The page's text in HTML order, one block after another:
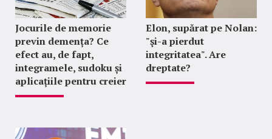
Jocurile de memorie
previn demența? Ce
efect au, de fapt,
integramele, sudoku și
aplicațiile pentru creier
Elon, supărat pe Nolan:
"şi-a pierdut
integritatea". Are
dreptate?